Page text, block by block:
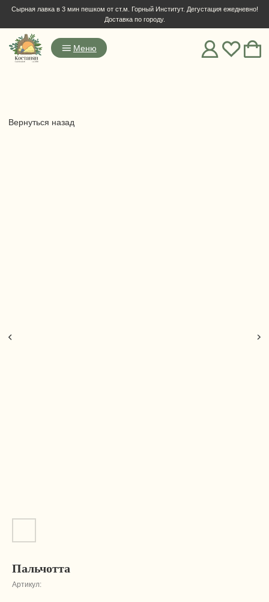
Сырная лавка в 3 мин пешком от ст.м. Горный Институт. Дегустация ежедневно!
Пальчотта
Артикул: